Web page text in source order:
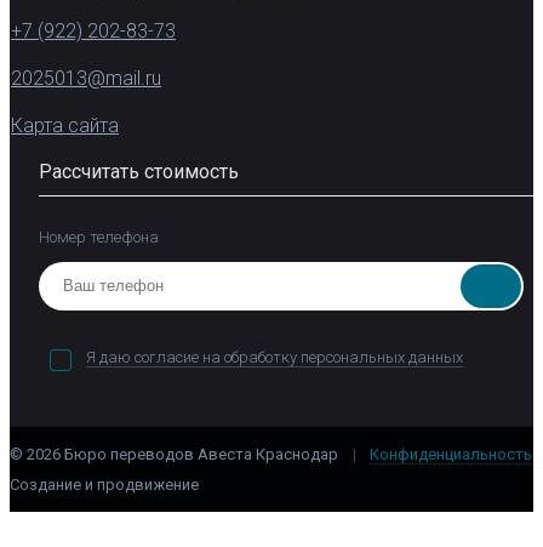
+7 (922) 202-83-73
2025013@mail.ru
Карта сайта
Рассчитать стоимость
Номер телефона
Я даю согласие на обработку персональных данных
© 2026 Бюро переводов Авеста Краснодар |
Конфиденциальность
Создание и продвижение